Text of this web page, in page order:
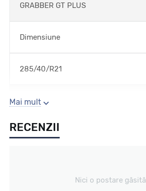
GRABBER GT PLUS
Dimensiune
285/40/R21
Sezon
Vara
Mai mult
RECENZII
Nici o postare găsită